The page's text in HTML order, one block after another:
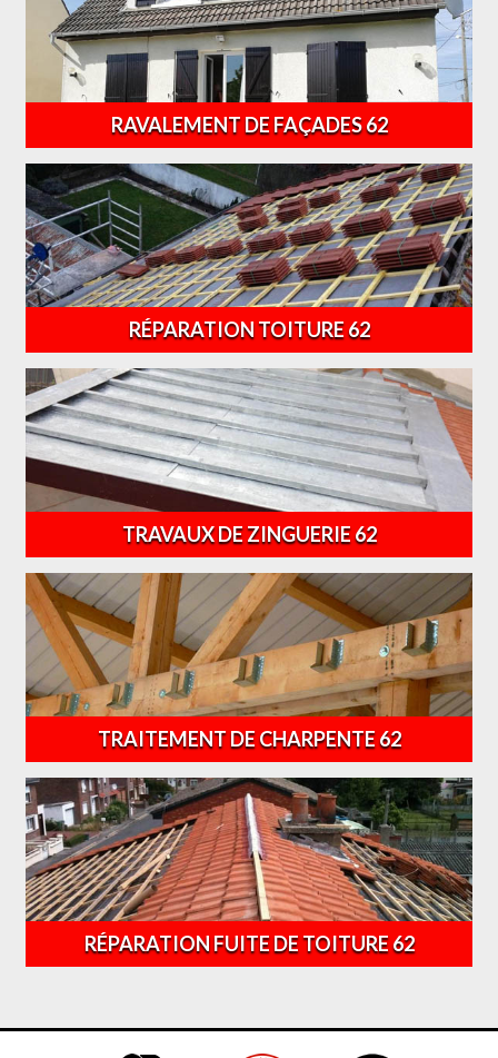
RAVALEMENT DE FAÇADES 62
RÉPARATION TOITURE 62
TRAVAUX DE ZINGUERIE 62
TRAITEMENT DE CHARPENTE 62
RÉPARATION FUITE DE TOITURE 62